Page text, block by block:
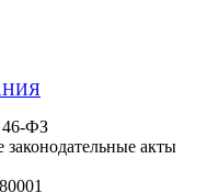
46-ФЗ
акты